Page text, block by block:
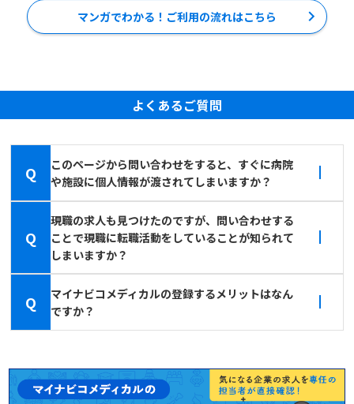
マンガでわかる！ご利用の流れはこちら
よくあるご質問
Q
このページから問い合わせをすると、すぐに病院
や施設に個人情報が渡されてしまいますか？
Q
現職の求人も見つけたのですが、問い合わせする
ことで現職に転職活動をしていることが知られて
しまいますか？
Q
マイナビコメディカルの登録するメリットはなん
ですか？